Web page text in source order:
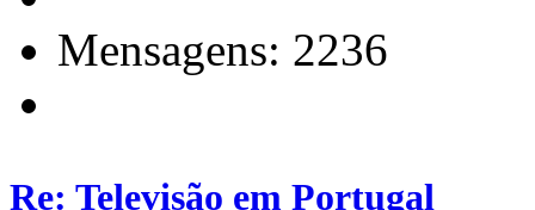
Mensagens: 2236
Re: Televisão em Portugal